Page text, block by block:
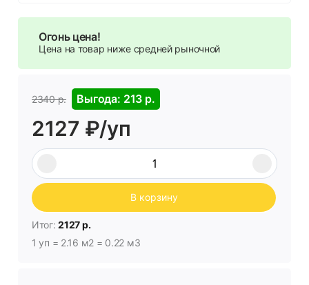
Огонь цена!
Цена на товар ниже средней рыночной
2340 р. Выгода: 213 р.
2127 ₽/уп
В корзину
Итог:2127 р.
1 уп = 2.16 м2 = 0.22 м3